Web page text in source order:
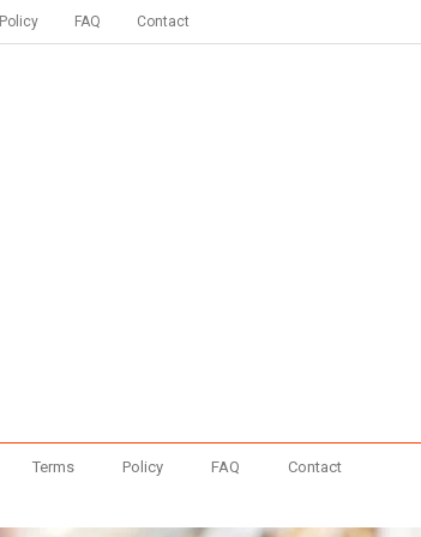
Policy FAQ Contact
Terms Policy FAQ Contact